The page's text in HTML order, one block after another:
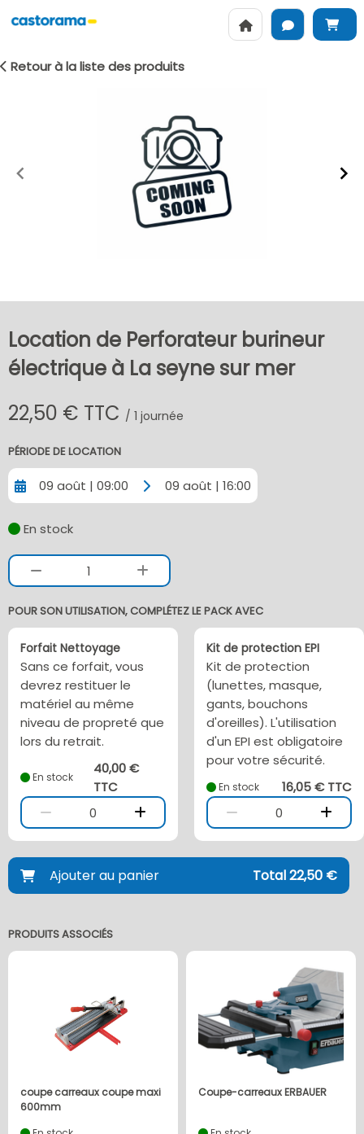
Retour à la liste des produits
Location de Perforateur burineur
électrique à La seyne sur mer
22,50 € TTC / 1 journée
PÉRIODE DE LOCATION
09 août | 09:00 09 août | 16:00
En stock
1
POUR SON UTILISATION, COMPLÉTEZ LE PACK AVEC
Forfait Nettoyage
Sans ce forfait, vous
devrez restituer le
matériel au même
niveau de propreté que
lors du retrait.
En stock
40,00 €
TTC
0
Kit de protection EPI
Kit de protection
(lunettes, masque,
gants, bouchons
d'oreilles). L'utilisation
d'un EPI est obligatoire
pour votre sécurité.
En stock
16,05 € TTC
0
Ajouter au panier Total 22,50 €
PRODUITS ASSOCIÉS
coupe carreaux coupe maxi
600mm
Coupe-carreaux ERBAUER